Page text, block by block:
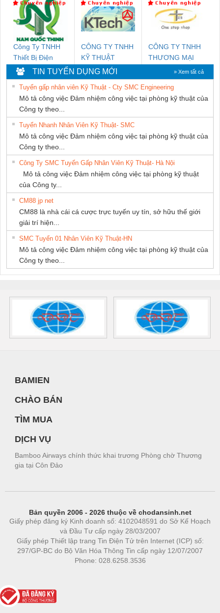
PHƯƠNG NAM
Công Ty TNHH
Thiết Bị Điện
Nam Quốc Thịnh
CÔNG TY TNHH
KỸ THUẬT
KTECH VIỆT
NAM
CÔNG TY TNHH
THƯƠNG MẠI
THIÊN ÂN VIỆT
NAM
TIN TUYỂN DỤNG MỚI » Xem tất cả
Tuyển gấp nhân viên Kỹ Thuật - Cty SMC Engineering
Mô tả công việc Đảm nhiệm công việc tại phòng kỹ thuật của
Công ty theo...
Tuyển Nhanh Nhân Viên Kỹ Thuật- SMC
Mô tả công việc Đảm nhiệm công việc tại phòng kỹ thuật của
Công ty theo...
Công Ty SMC Tuyển Gấp Nhân Viên Kỹ Thuật- Hà Nội
Mô tả công việc Đảm nhiệm công việc tại phòng kỹ thuật
của Công ty...
CM88 jp net
CM88 là nhà cái cá cược trực tuyến uy tín, sở hữu thế giới
giải trí hiện...
SMC Tuyển 01 Nhân Viên Kỹ Thuật-HN
Mô tả công việc Đảm nhiệm công việc tại phòng kỹ thuật của
Công ty theo...
BAMIEN
CHÀO BÁN
TÌM MUA
DỊCH VỤ
Bamboo Airways chính thức khai trương Phòng chờ Thương
gia tại Côn Đảo
Bản quyền 2006 - 2026 thuộc về chodansinh.net
Giấy phép đăng ký Kinh doanh số: 4102048591 do Sở Kế Hoạch
và Đầu Tư cấp ngày 28/03/2007
Giấy phép Thiết lập trang Tin Điện Tử trên Internet (ICP) số:
297/GP-BC do Bộ Văn Hóa Thông Tin cấp ngày 12/07/2007
Phone: 028.6258.3536